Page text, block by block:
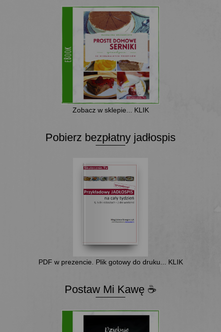
Zobacz w sklepie... KLIK
Pobierz bezpłatny jadłospis
PDF w prezencie. Plik gotowy do druku... KLIK
Postaw Mi Kawę ☕